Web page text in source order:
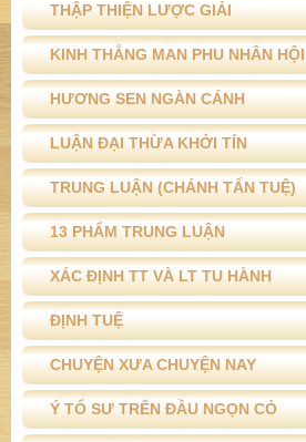
THẬP THIỆN LƯỢC GIẢI
KINH THẮNG MAN PHU NHÂN HỘI
HƯƠNG SEN NGÀN CÁNH
LUẬN ĐẠI THỪA KHỞI TÍN
TRUNG LUẬN (CHÁNH TẤN TUỆ)
13 PHẨM TRUNG LUẬN
XÁC ĐỊNH TT VÀ LT TU HÀNH
ĐỊNH TUỆ
CHUYỆN XƯA CHUYỆN NAY
Ý TỔ SƯ TRÊN ĐẦU NGỌN CỎ